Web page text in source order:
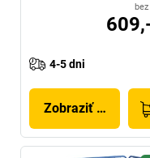
bez
4-5 dni
Zobraziť produkt